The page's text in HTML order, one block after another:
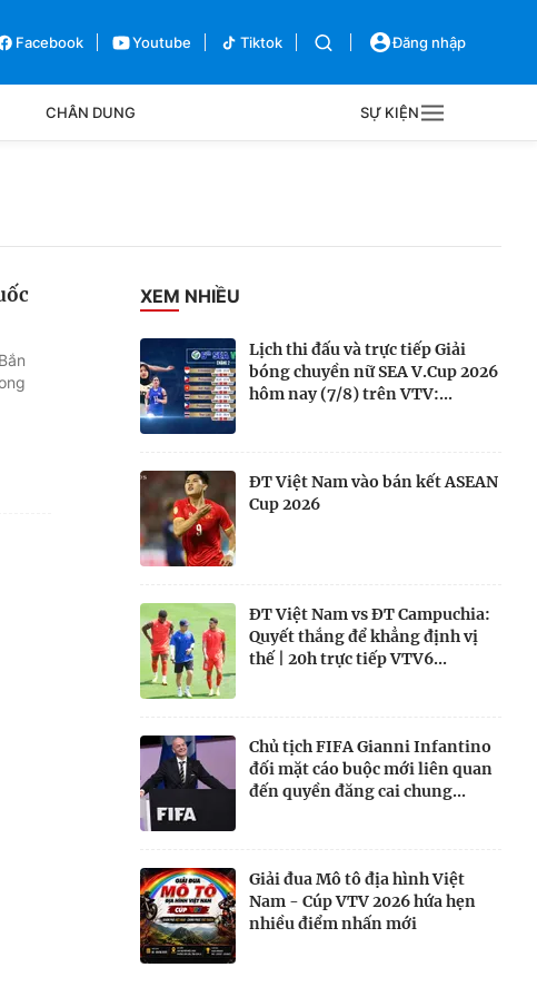
Facebook Youtube Tiktok Đăng nhập
CHÂN DUNG SỰ KIỆN
XEM NHIỀU
Lịch thi đấu và trực tiếp Giải
bóng chuyền nữ SEA V.Cup 2026
hôm nay (7/8) trên VTV:...
ĐT Việt Nam vào bán kết ASEAN
Cup 2026
ĐT Việt Nam vs ĐT Campuchia:
Quyết thắng để khẳng định vị
thế | 20h trực tiếp VTV6...
Chủ tịch FIFA Gianni Infantino
đối mặt cáo buộc mới liên quan
đến quyền đăng cai chung...
Giải đua Mô tô địa hình Việt
Nam - Cúp VTV 2026 hứa hẹn
nhiều điểm nhấn mới